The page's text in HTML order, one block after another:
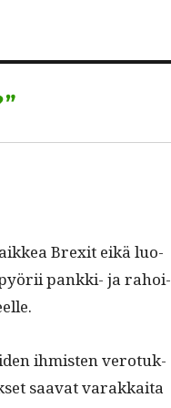
Brex­it eikä luo­
pank­ki- ja rahoi­
ihmis­ten vero­tuk­
saa­vat varakkai­ta